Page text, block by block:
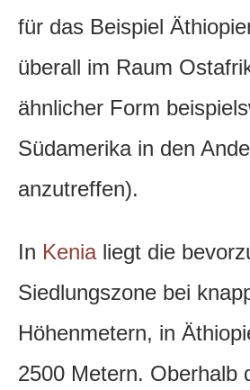
für das Beispiel
überall im Raum
ähnlicher Form
Südamerika in den
anzutreffen).
In Kenialiegt die
Siedlungszone bei
Höhenmetern, in
2500 Metern. Oberhalb